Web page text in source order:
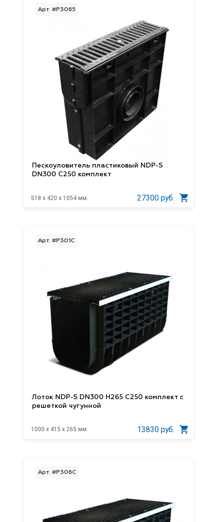
Арт. #P3065
Пескоуловитель пластиковый NDP-S
DN300 C250 комплект
518 x 420 x 1054 мм. 27300 руб.
Арт. #P301C
Лоток NDP-S DN300 H265 C250 комплект с
решеткой чугунной
1000 x 415 x 265 мм. 13830 руб.
Арт. #P306C